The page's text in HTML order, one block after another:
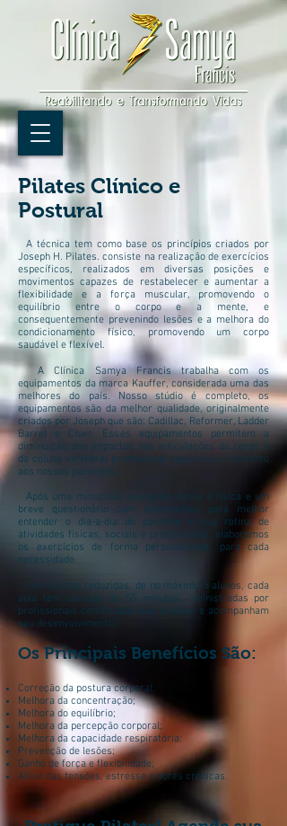
Pilates Clínico e
Postural
A técnica tem como base os princípios criados por
Joseph H. Pilates. ​consiste na realização de exercícios
específicos, realizados em diversas posições e
movimentos capazes de restabelecer e aumentar a
flexibilidade e a força muscular, promovendo o
equilíbrio entre o corpo e a mente, e
consequentemente prevenindo lesões e a melhora do
condicionamento físico, promovendo um corpo
saudável e flexível.
A Clínica Samya Francis trabalha com os
equipamentos da marca Kauffer, considerada uma das
melhores do país. Nosso stúdio é completo, os
equipamentos são da melhor qualidade, originalmente
criados por Joseph que são: Cadillac, Reformer, Ladder
Barrel e Chair. Esses equipamentos permitem a
diminuição dos impactos nas articulações do corpo e
da coluna vertebral promovendo segurança e conforto
aos nossos pacientes.
Após uma minuciosa avaliação clínica e física e um
breve questionário com informações para melhor
entender o dia-a-dia do paciente e sua rotina de
atividades físicas, sociais e profissionais, elaboramos
os exercícios de forma personalizada, para cada
necessidade.
Com turmas reduzidas, de no máximo 3 alunos, cada
aula tem duração de 55 minutos, ministradas por
profissionais certificados que avaliam e acompanham
seu desenvolvimento.
Os Principais Benefícios São:
Correção da postura corporal;
Melhora da concentração;
Melhora do equilíbrio;
Melhora da percepção corporal;
Melhora da capacidade respiratória;
Prevenção de lesões;
Ganho de força e flexibilidade;
Alívio das tensões, estresse e dores crônicas.